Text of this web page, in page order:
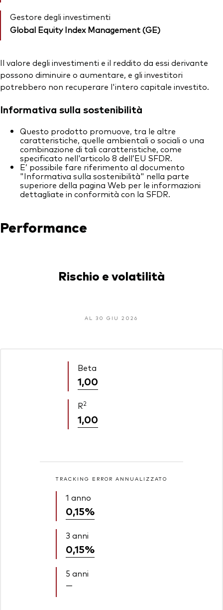
Gestore degli investimenti
Global Equity Index Management (GE)
Il valore degli investimenti e il reddito da essi derivante
possono diminuire o aumentare, e gli investitori
potrebbero non recuperare l'intero capitale investito.
Informativa sulla sostenibilità
Questo prodotto promuove, tra le altre
caratteristiche, quelle ambientali o sociali o una
combinazione di tali caratteristiche, come
specificato nell'articolo 8 dell’EU SFDR.
E’ possibile fare riferimento al documento
"Informativa sulla sostenibilità" nella parte
superiore della pagina Web per le informazioni
dettagliate in conformità con la SFDR.
Performance
Rischio e volatilità
AL 30 GIU 2026
Beta
1,00
R2
1,00
TRACKING ERROR ANNUALIZZATO
1 anno
0,15%
3 anni
0,15%
5 anni
—